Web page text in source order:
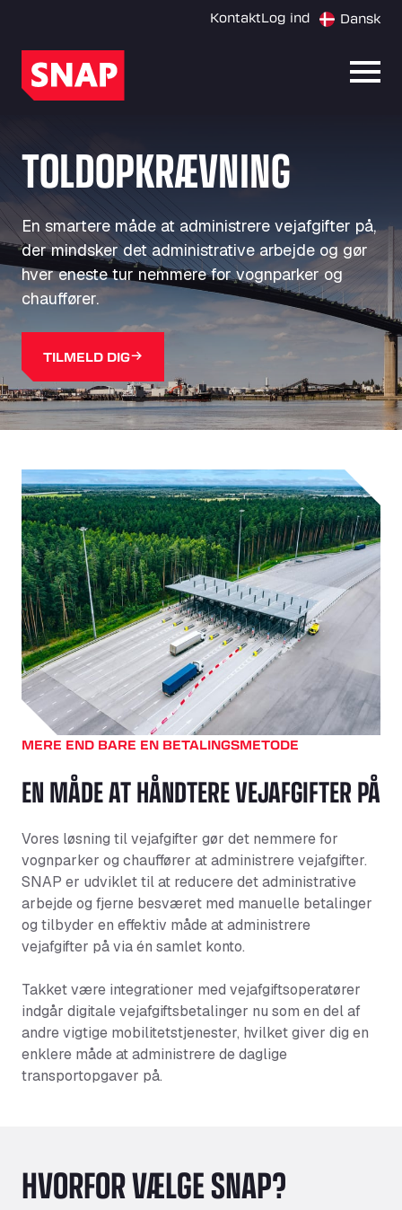
KontaktLog ind Dansk
TOLDOPKRÆVNING
En smartere måde at administrere vejafgifter på,
der mindsker det administrative arbejde og gør
hver eneste tur nemmere for vognparker og
chauffører.
TILMELD DIG
MERE END BARE EN BETALINGSMETODE
EN MÅDE AT HÅNDTERE VEJAFGIFTER PÅ
Vores løsning til vejafgifter gør det nemmere for
vognparker og chauffører at administrere vejafgifter.
SNAP er udviklet til at reducere det administrative
arbejde og fjerne besværet med manuelle betalinger
og tilbyder en effektiv måde at administrere
vejafgifter på via én samlet konto.
Takket være integrationer med vejafgiftsoperatører
indgår digitale vejafgiftsbetalinger nu som en del af
andre vigtige mobilitetstjenester, hvilket giver dig en
enklere måde at administrere de daglige
transportopgaver på.
HVORFOR VÆLGE SNAP?